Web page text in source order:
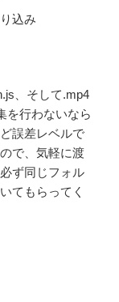
込み
、そして.mp4
を行わないなら
誤差レベルで
で、気軽に渡
ず同じフォル
てもらってく